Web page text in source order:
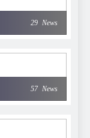
29 News
57 News